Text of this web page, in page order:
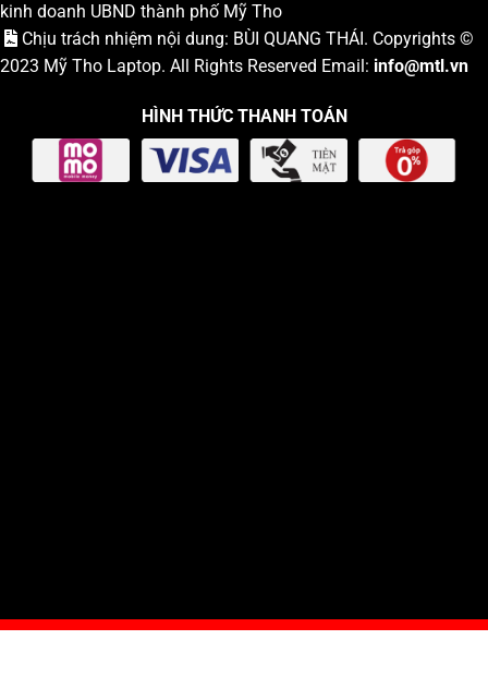
kinh doanh UBND thành phố Mỹ Tho
Chịu trách nhiệm nội dung: BÙI QUANG THÁI. Copyrights ©
2023 Mỹ Tho Laptop. All Rights Reserved Email: info@mtl.vn
HÌNH THỨC THANH TOÁN